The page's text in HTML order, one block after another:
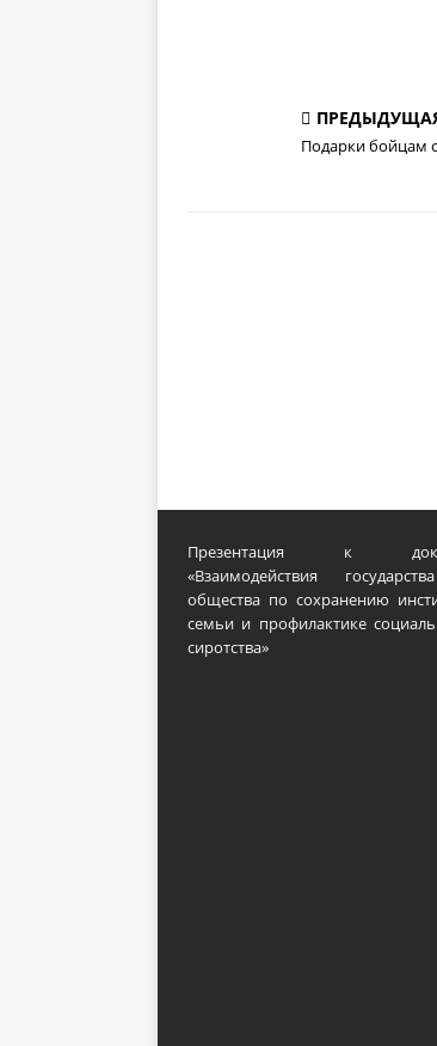
Подарки бойцам
Презентация к
«Взаимодействия
общества по сохранению
семьи и профилактике
сиротства»